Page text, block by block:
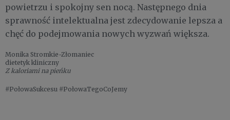
powietrzu i spokojny sen nocą. Następnego dnia
sprawność intelektualna jest zdecydowanie lepsza a
chęć do podejmowania nowych wyzwań większa.
Monika Stromkie-Złomaniec
dietetyk kliniczny
Z kaloriami na pieńku
#PołowaSukcesu #PołowaTegoCoJemy